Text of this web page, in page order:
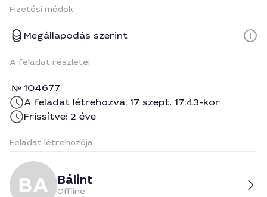
Fizetési módok
Megállapodás szerint
A feladat részletei
104677
A feladat létrehozva: 17 szept. 17:43-kor
Frissítve: 2 éve
Feladat létrehozója
Bálint
Offline